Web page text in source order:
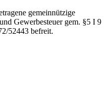
gemeinnützige
Gewerbesteuer gem. §5 I 9
52443 befreit.